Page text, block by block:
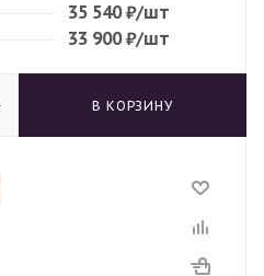
35 540₽/шт
33 900₽/шт
В КОРЗИНУ